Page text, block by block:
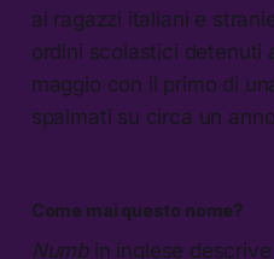
ai ragazzi italiani e
ordini scolastici detenuti
maggio con il primo di
spalmati su circa un
Come mai questo nome?
Numbin inglese